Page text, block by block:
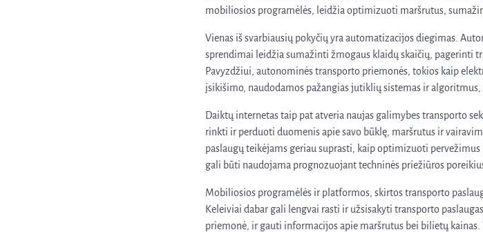
mobiliosios programėlės, leidžia optimizuoti maršrutus,
Vienas iš svarbiausių pokyčių yra automatizacijos diegimas.
sprendimai leidžia sumažinti žmogaus klaidų skaičių, pagerinti
Pavyzdžiui, autonominės transporto priemonės, tokios kaip
įsikišimo, naudodamos pažangias jutiklių sistemas ir
Daiktų internetas taip pat atveria naujas galimybes transporto
rinkti ir perduoti duomenis apie savo būklę, maršrutus ir
paslaugų teikėjams geriau suprasti, kaip optimizuoti
gali būti naudojama prognozuojant techninės priežiūros
Mobiliosios programėlės ir platformos, skirtos transporto
Keleiviai dabar gali lengvai rasti ir užsisakyti transporto
priemonė, ir gauti informacijos apie maršrutus bei bilietų